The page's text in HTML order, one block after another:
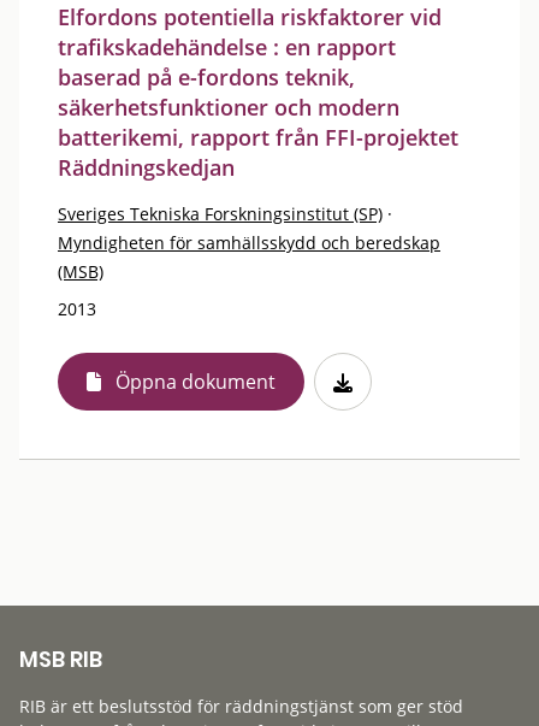
Elfordons potentiella riskfaktorer vid
trafikskadehändelse : en rapport
baserad på e-fordons teknik,
säkerhetsfunktioner och modern
batterikemi, rapport från FFI-projektet
Räddningskedjan
Sveriges Tekniska Forskningsinstitut (SP) ·
Myndigheten för samhällsskydd och beredskap
(MSB)
2013
Öppna dokument
MSB RIB
RIB är ett beslutsstöd för räddningstjänst som ger stöd